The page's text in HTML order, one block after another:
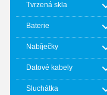
Tvrzená skla
Baterie
Nabíječky
Datové kabely
Sluchátka